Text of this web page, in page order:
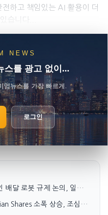
하고 책임있는 AI 활용이 더
습니다...
NEWS
스를 광고 없이...
엄뉴스를 가장 빠르게.
로그인
배달 로봇 규제 논의, 일자
Shares 소폭 상승, 조심스